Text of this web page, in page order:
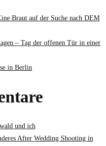
Braut auf der Suche nach DEM
– Tag der offenen Tür in einer
in Berlin
und ich
After Wedding Shooting in